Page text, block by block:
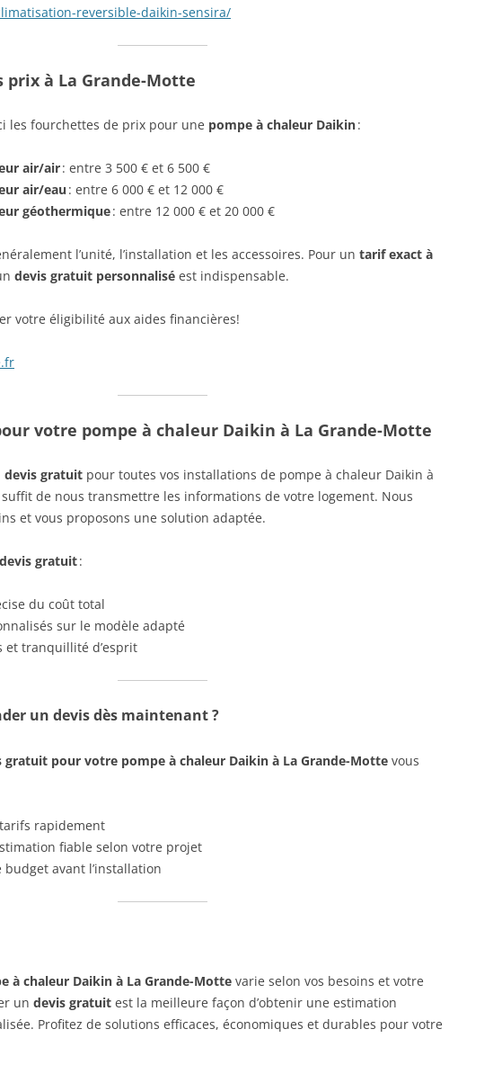
reversible-daikin-sensira/
prix à La Grande-Motte
les fourchettes de prix pour une pompe à chaleur Daikin:
air/air: entre 3 500 € et 6 500 €
air/eau : entre 6 000 € et 12 000 €
géothermique: entre 12 000 € et 20 000 €
l’unité, l’installation et les accessoires. Pour un tarif exact à
devis gratuit personnalisé est indispensable.
votre éligibilité aux aides financières!
votre pompe à chaleur Daikin à La Grande-Motte
devis gratuit pour toutes vos installations de pompe à chaleur Daikin à
de nous transmettre les informations de votre logement. Nous
et vous proposons une solution adaptée.
gratuit:
du coût total
sur le modèle adapté
et tranquillité d’esprit
un devis dès maintenant ?
gratuit pour votre pompe à chaleur Daikin à La Grande-Motte vous
rapidement
fiable selon votre projet
budget avant l’installation
à chaleur Daikin à La Grande-Motte varie selon vos besoins et votre
un devis gratuit est la meilleure façon d’obtenir une estimation
Profitez de solutions efficaces, économiques et durables pour votre